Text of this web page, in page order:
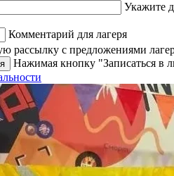
Укажите
Комментарий для лагеря
рассылку с предложениями
Нажимая кнопку "Записаться в